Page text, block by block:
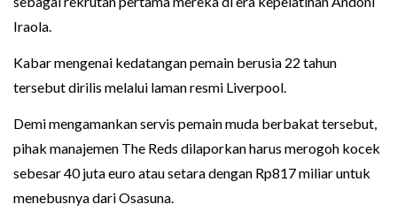
Iraola.
Kabar mengenai kedatangan pemain berusia 22 tahun
tersebut dirilis melalui laman resmi Liverpool.
Demi mengamankan servis pemain muda berbakat tersebut,
pihak manajemen The Reds dilaporkan harus merogoh kocek
sebesar 40 juta euro atau setara dengan Rp817 miliar untuk
menebusnya dari Osasuna.